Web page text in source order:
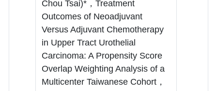
Chou Tsai)*，Treatment
Outcomes of Neoadjuvant
Versus Adjuvant Chemotherapy
in Upper Tract Urothelial
Carcinoma: A Propensity Score
Overlap Weighting Analysis of a
Multicenter Taiwanese Cohort，